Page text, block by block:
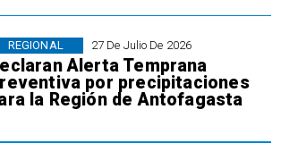
27 De Julio De 2026
Alerta Temprana
por precipitaciones
la Región de Antofagasta
REGIONAL